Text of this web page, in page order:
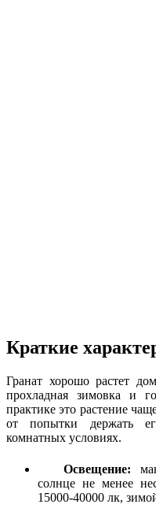
Краткие
Гранат хорошо растет
прохладная зимовка и
практике это растение
от попытки держать
комнатных условиях.
Освещение:
солнце не менее
15000-40000 лк,